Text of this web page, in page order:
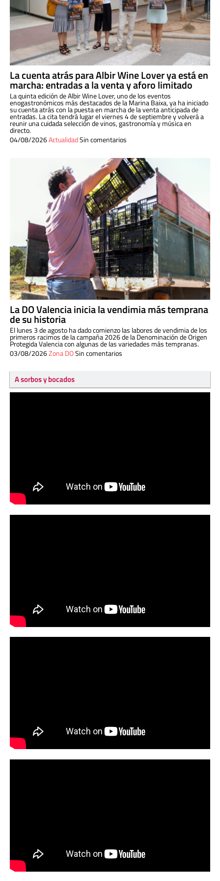
La cuenta atrás para Albir Wine Lover ya está en
marcha: entradas a la venta y aforo limitado
La quinta edición de Albir Wine Lover, uno de los eventos
enogastronómicos más destacados de la Marina Baixa, ya ha iniciado
su cuenta atrás con la puesta en marcha de la venta anticipada de
entradas. La cita tendrá lugar el viernes 4 de septiembre y volverá a
reunir una cuidada selección de vinos, gastronomía y música en
directo.
04/08/2026ActualidadSin comentarios
La DO Valencia inicia la vendimia más temprana
de su historia
El lunes 3 de agosto ha dado comienzo las labores de vendimia de los
primeros racimos de la campaña 2026 de la Denominación de Origen
Protegida Valencia con algunas de las variedades más tempranas.
03/08/2026Zona DOSin comentarios
A sorbos y bocados